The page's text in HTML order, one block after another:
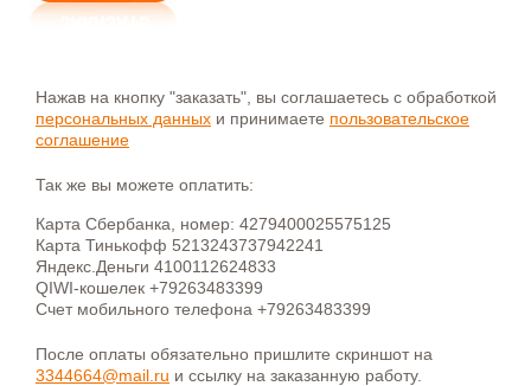
Нажав на кнопку "заказать", вы соглашаетесь с обработкой
персональных данных и принимаете пользовательское
соглашение
Так же вы можете оплатить:
Карта Сбербанка, номер: 4279400025575125
Карта Тинькофф 5213243737942241
Яндекс.Деньги 4100112624833
QIWI-кошелек +79263483399
Счет мобильного телефона +79263483399
После оплаты обязательно пришлите скриншот на
3344664@mail.ru и ссылку на заказанную работу.